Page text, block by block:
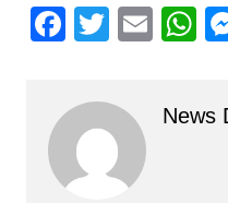
F
c
e
b
T
itt
er
E W
s
News